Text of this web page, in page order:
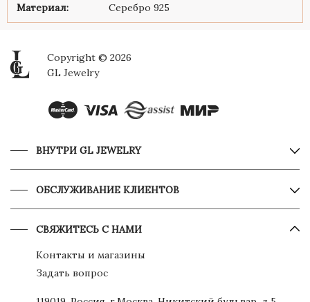
Материал:
Серебро 925
Copyright © 2026
GL Jewelry
ВНУТРИ GL JEWELRY
ОБСЛУЖИВАНИЕ КЛИЕНТОВ
СВЯЖИТЕСЬ С НАМИ
Контакты и магазины
Задать вопрос